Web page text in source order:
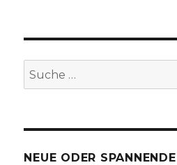
Suche
nach:
NEUE ODER